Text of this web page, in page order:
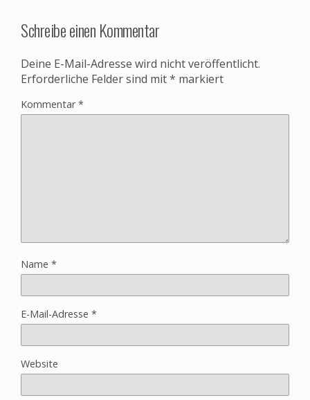
Schreibe einen Kommentar
Deine E-Mail-Adresse wird nicht veröffentlicht.
Erforderliche Felder sind mit* markiert
Kommentar*
Name *
E-Mail-Adresse *
Website